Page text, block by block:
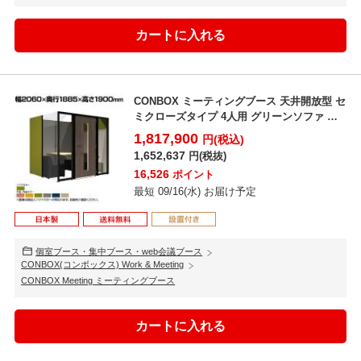
CONBOX ミーティングブース 天井開放型 セ
ミクローズタイプ 4人用 グリーンソファ 調
音材 オ...
1,817,900 円(税込)
1,652,637 円(税抜)
16,526 ポイント
最短 09/16(水) お届け予定
個室ブース・集中ブース・web会議ブース
CONBOX(コンボックス) Work & Meeting
CONBOX Meeting ミーティングブース